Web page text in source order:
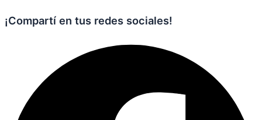
¡Compartí en tus redes sociales!